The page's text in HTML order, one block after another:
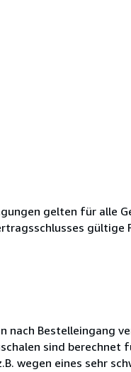
gelten für alle
gültige
nach Bestelleingang
sind berechnet
wegen eines sehr